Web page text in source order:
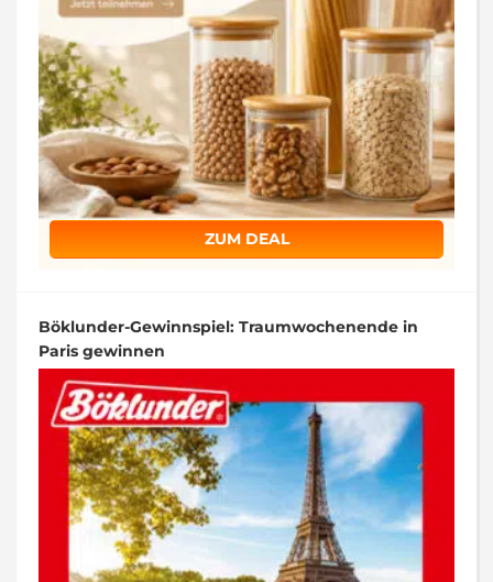
ZUM DEAL
Böklunder-Gewinnspiel: Traumwochenende in
Paris gewinnen